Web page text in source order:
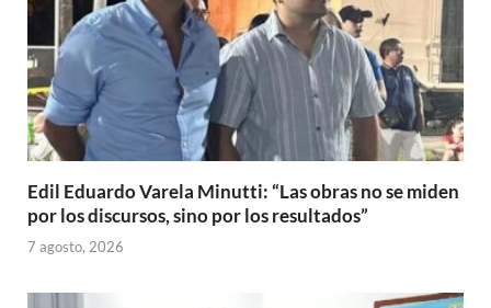
Edil Eduardo Varela Minutti: “Las obras no se miden
por los discursos, sino por los resultados”
7 agosto, 2026